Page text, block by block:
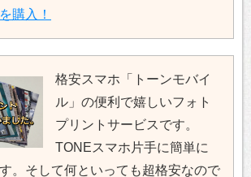
購入！
格安スマホ「トーンモバイ
ル」の便利で嬉しいフォト
プリントサービスです。
TONEスマホ片手に簡単に
。そして何といっても超格安なので